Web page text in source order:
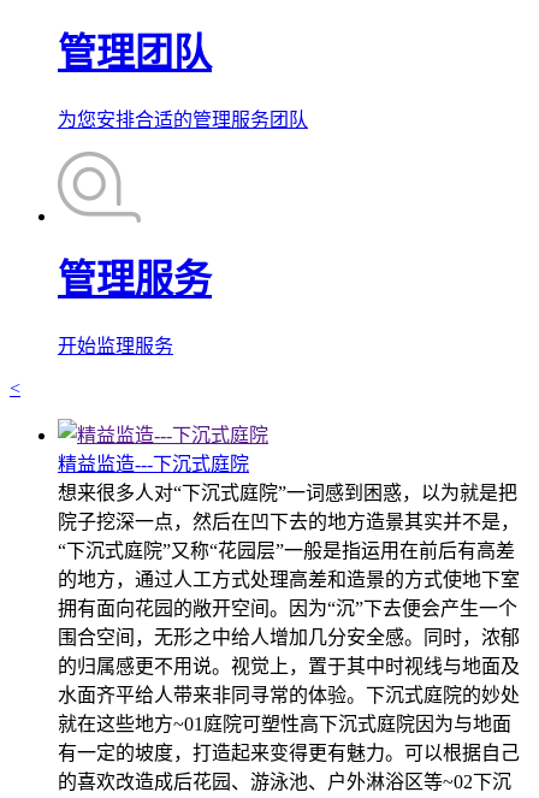
管理团队
为您安排合适的管理服务团队
管理服务
开始监理服务
<
精益监造---下沉式庭院
想来很多人对“下沉式庭院”一词感到困惑，以为就是把
院子挖深一点，然后在凹下去的地方造景其实并不是，
“下沉式庭院”又称“花园层”一般是指运用在前后有高差
的地方，通过人工方式处理高差和造景的方式使地下室
拥有面向花园的敞开空间。因为“沉”下去便会产生一个
围合空间，无形之中给人增加几分安全感。同时，浓郁
的归属感更不用说。视觉上，置于其中时视线与地面及
水面齐平给人带来非同寻常的体验。下沉式庭院的妙处
就在这些地方~01庭院可塑性高下沉式庭院因为与地面
有一定的坡度，打造起来变得更有魅力。可以根据自己
的喜欢改造成后花园、游泳池、户外淋浴区等~02下沉